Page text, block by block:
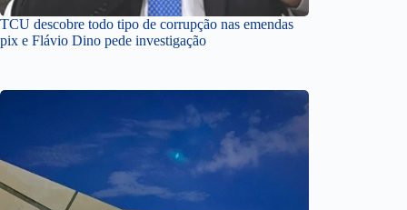
TCU descobre todo tipo de corrupção nas emendas
pix e Flávio Dino pede investigação